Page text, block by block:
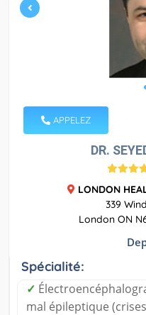
APPELEZ
DR.
LONDON
339
London ON
Spécialité:
✓
mal épileptique